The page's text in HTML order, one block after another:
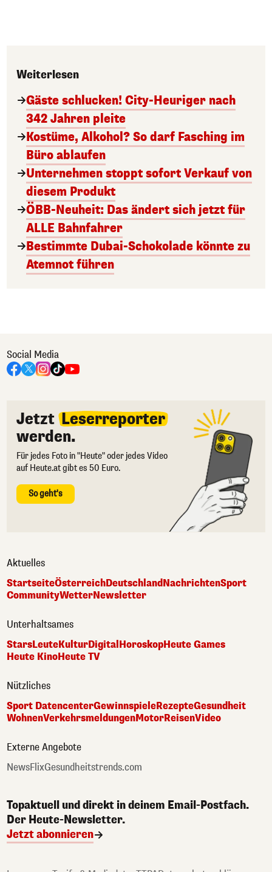
Weiterlesen
Gäste schlucken! City-Heuriger nach
342 Jahren pleite
Kostüme, Alkohol? So darf Fasching im
Büro ablaufen
Unternehmen stoppt sofort Verkauf von
diesem Produkt
ÖBB-Neuheit: Das ändert sich jetzt für
ALLE Bahnfahrer
Bestimmte Dubai-Schokolade könnte zu
Atemnot führen
Social Media
Jetzt Leserreporter
werden.
Für jedes Foto in "Heute" oder jedes Video
auf Heute.at gibt es 50 Euro.
So geht's
Aktuelles
StartseiteÖsterreichDeutschlandNachrichtenSport
CommunityWetterNewsletter
Unterhaltsames
StarsLeuteKulturDigital HoroskopHeute Games
Heute KinoHeute TV
Nützliches
Sport DatencenterGewinnspieleRezepteGesundheit
WohnenVerkehrsmeldungenMotorReisenVideo
Externe Angebote
NewsFlixGesundheitstrends.com
Topaktuell und direkt in deinem Email-Postfach.
Der Heute-Newsletter.
Jetzt abonnieren